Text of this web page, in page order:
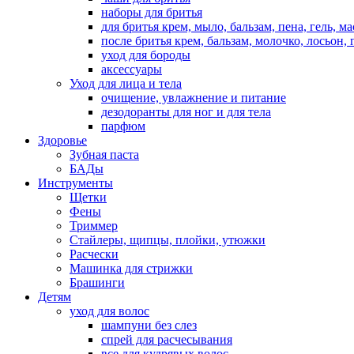
наборы для бритья
для бритья крем, мыло, бальзам, пена, гель,
после бритья крем, бальзам, молочко, лосьон,
уход для бороды
аксессуары
Уход для лица и тела
очищение, увлажнение и питание
дезодоранты для ног и для тела
парфюм
Здоровье
Зубная паста
БАДы
Инструменты
Щетки
Фены
Триммер
Стайлеры, щипцы, плойки, утюжки
Расчески
Машинка для стрижки
Брашинги
Детям
уход для волос
шампуни без слез
спрей для расчесывания